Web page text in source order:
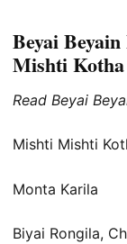
Beyai
Mishti
Read Beyai
Mishti Mishti
Monta Karila
Biyai Rongila,